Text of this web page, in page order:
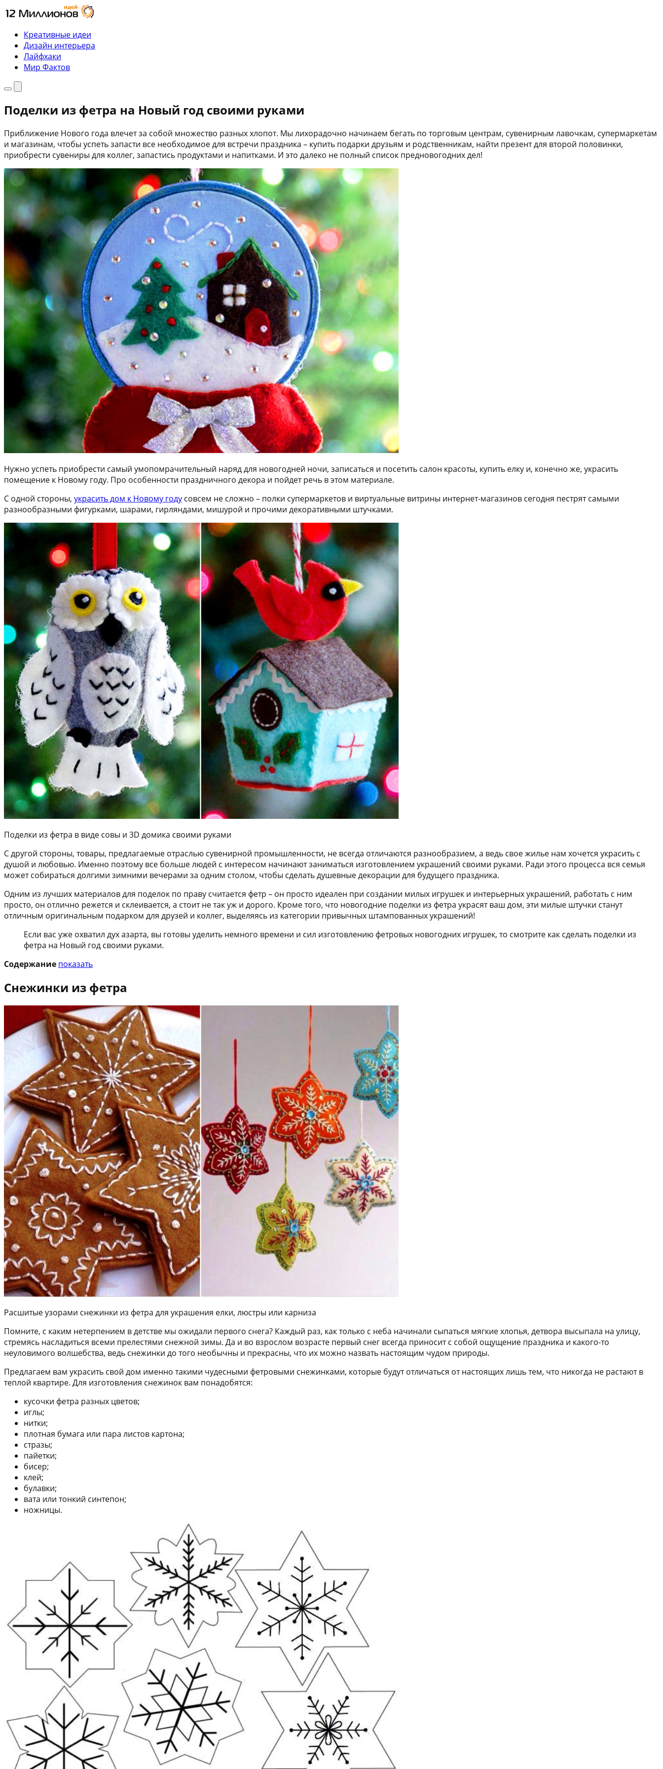
Перейти
к
содержимому
Креативные идеи
Дизайн интерьера
Лайфхаки
Мир Фактов
МенюПоиск
Поделки из фетра на Новый год своими руками
Приближение Нового года влечет за собой множество разных хлопот. Мы лихорадочно начинаем бегать по торговым центрам, сувенирным лавочкам, супермаркетам
и магазинам, чтобы успеть запасти все необходимое для встречи праздника – купить подарки друзьям и родственникам, найти презент для второй половинки,
приобрести сувениры для коллег, запастись продуктами и напитками. И это далеко не полный список предновогодних дел!
Нужно успеть приобрести самый умопомрачительный наряд для новогодней ночи, записаться и посетить салон красоты, купить елку и, конечно же, украсить
помещение к Новому году. Про особенности праздничного декора и пойдет речь в этом материале.
С одной стороны, украсить дом к Новому году совсем не сложно – полки супермаркетов и виртуальные витрины интернет-магазинов сегодня пестрят самыми
разнообразными фигурками, шарами, гирляндами, мишурой и прочими декоративными штучками.
Поделки из фетра в виде совы и 3D домика своими руками
С другой стороны, товары, предлагаемые отраслью сувенирной промышленности, не всегда отличаются разнообразием, а ведь свое жилье нам хочется украсить с
душой и любовью. Именно поэтому все больше людей с интересом начинают заниматься изготовлением украшений своими руками. Ради этого процесса вся семья
может собираться долгими зимними вечерами за одним столом, чтобы сделать душевные декорации для будущего праздника.
Одним из лучших материалов для поделок по праву считается фетр – он просто идеален при создании милых игрушек и интерьерных украшений, работать с ним
просто, он отлично режется и склеивается, а стоит не так уж и дорого. Кроме того, что новогодние поделки из фетра украсят ваш дом, эти милые штучки станут
отличным оригинальным подарком для друзей и коллег, выделяясь из категории привычных штампованных украшений!
Если вас уже охватил дух азарта, вы готовы уделить немного времени и сил изготовлению фетровых новогодних игрушек, то смотрите как сделать поделки из
фетра на Новый год своими руками.
Содержание показать
Снежинки из фетра
Расшитые узорами снежинки из фетра для украшения елки, люстры или карниза
Помните, с каким нетерпением в детстве мы ожидали первого снега? Каждый раз, как только с неба начинали сыпаться мягкие хлопья, детвора высыпала на улицу,
стремясь насладиться всеми прелестями снежной зимы. Да и во взрослом возрасте первый снег всегда приносит с собой ощущение праздника и какого-то
неуловимого волшебства, ведь снежинки до того необычны и прекрасны, что их можно назвать настоящим чудом природы.
Предлагаем вам украсить свой дом именно такими чудесными фетровыми снежинками, которые будут отличаться от настоящих лишь тем, что никогда не растают в
теплой квартире. Для изготовления снежинок вам понадобятся:
кусочки фетра разных цветов;
иглы;
нитки;
плотная бумага или пара листов картона;
стразы;
пайетки;
бисер;
клей;
булавки;
вата или тонкий синтепон;
ножницы.